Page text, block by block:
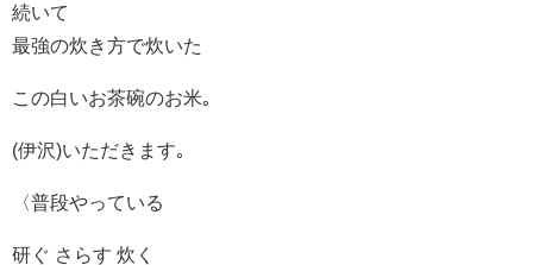
続いて
最強の炊き方で炊いた
この白いお茶碗のお米｡
(伊沢)いただきます｡
〈普段やっている
研ぐ さらす 炊く